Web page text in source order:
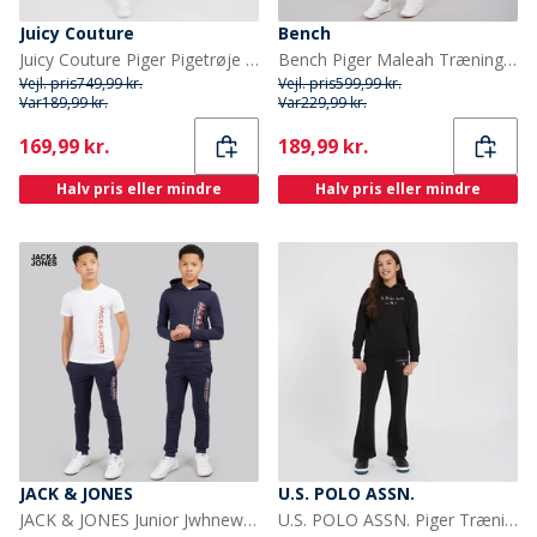
Juicy Couture
Juicy Couture Piger Pigetrøje med Glimmerstriber og Lynlås Træningssæt Nattehimmel
Vejl. pris749,99 kr.
Var189,99 kr.
Current
169,99 kr.
Halv pris eller mindre
Bench
Bench Piger Maleah Træningsdragt Sort
Vejl. pris599,99 kr.
Var229,99 kr.
Current
189,99 kr.
Halv pris eller mindre
JACK & JONES
JACK & JONES Junior Jwhnew Struktur Tre Pak Træningsdragt Og T-shirt Sæt Navy Blazer
U.S. POLO ASSN.
U.S. POLO ASSN. Piger Træningstøj Sort